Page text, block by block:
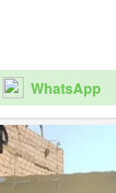
WhatsApp